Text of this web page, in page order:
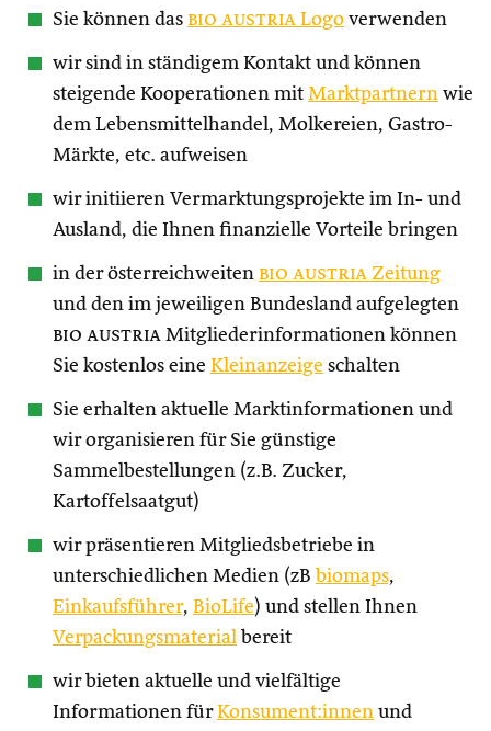
Sie können das bio austria Logo verwenden
wir sind in ständigem Kontakt und können
steigende Kooperationen mit Marktpartnern wie
dem Lebensmittelhandel, Molkereien, Gastro-
Märkte, etc. aufweisen
wir initiieren Vermarktungsprojekte im In- und
Ausland, die Ihnen finanzielle Vorteile bringen
in der österreichweiten bio austria Zeitung
und den im jeweiligen Bundesland aufgelegten
bio austria Mitgliederinformationen können
Sie kostenlos eine Kleinanzeige schalten
Sie erhalten aktuelle Marktinformationen und
wir organisieren für Sie günstige
Sammelbestellungen (z.B. Zucker,
Kartoffelsaatgut)
wir präsentieren Mitgliedsbetriebe in
unterschiedlichen Medien (zB biomaps,
Einkaufsführer, BioLife) und stellen Ihnen
Verpackungsmaterial bereit
wir bieten aktuelle und vielfältige
Informationen fürKonsument:innen und